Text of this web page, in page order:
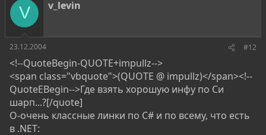
V v_levin
23.12.2004 #12
<!--QuoteBegin-QUOTE+impullz-->
<span class="vbquote">(QUOTE @ impullz)</span><!--
QuoteEBegin-->Где взять хорошую инфу по Си
шарп...?[/quote]
О-очень классные линки по С# и по всему, что есть
в .NET: